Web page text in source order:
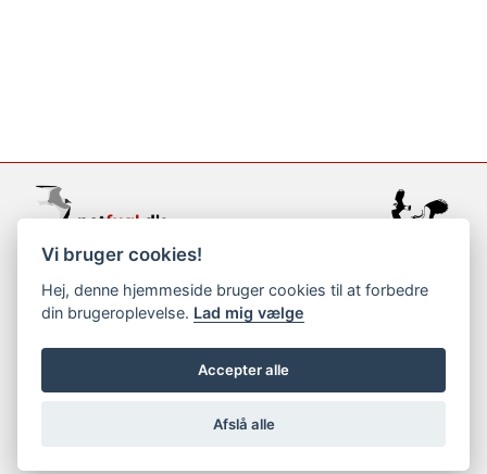
support@netfugl.dk
copyright © 2002-2023
Vi bruger cookies!
Hej, denne hjemmeside bruger cookies til at forbedre
din brugeroplevelse. Lad mig vælge
Accepter alle
Afslå alle